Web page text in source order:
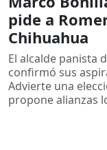
pide a
Chihuahua
El alcalde panista
confirmó sus
Advierte una
propone alianzas